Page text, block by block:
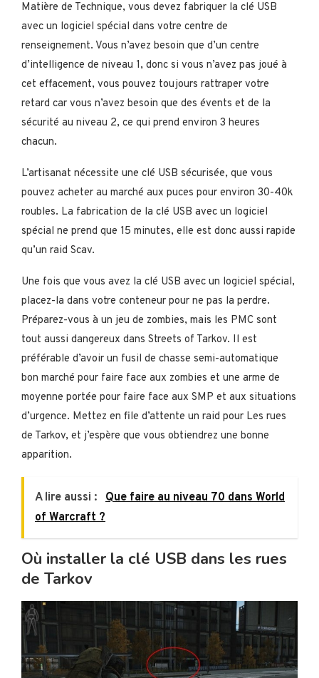
Matière de Technique, vous devez fabriquer la clé USB
avec un logiciel spécial dans votre centre de
renseignement. Vous n’avez besoin que d’un centre
d’intelligence de niveau 1, donc si vous n’avez pas joué à
cet effacement, vous pouvez toujours rattraper votre
retard car vous n’avez besoin que des évents et de la
sécurité au niveau 2, ce qui prend environ 3 heures
chacun.
L’artisanat nécessite une clé USB sécurisée, que vous
pouvez acheter au marché aux puces pour environ 30-40k
roubles. La fabrication de la clé USB avec un logiciel
spécial ne prend que 15 minutes, elle est donc aussi rapide
qu’un raid Scav.
Une fois que vous avez la clé USB avec un logiciel spécial,
placez-la dans votre conteneur pour ne pas la perdre.
Préparez-vous à un jeu de zombies, mais les PMC sont
tout aussi dangereux dans Streets of Tarkov. Il est
préférable d’avoir un fusil de chasse semi-automatique
bon marché pour faire face aux zombies et une arme de
moyenne portée pour faire face aux SMP et aux situations
d’urgence. Mettez en file d’attente un raid pour Les rues
de Tarkov, et j’espère que vous obtiendrez une bonne
apparition.
A lire aussi : Que faire au niveau 70 dans World
of Warcraft ?
Où installer la clé USB dans les rues
de Tarkov